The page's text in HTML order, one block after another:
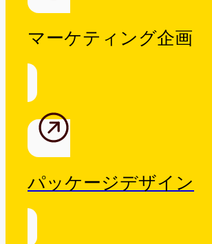
マーケティング企画
パッケージデザイン